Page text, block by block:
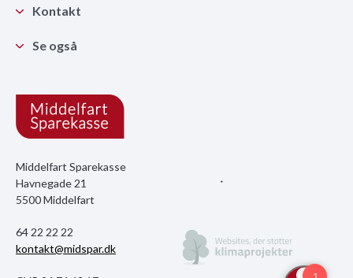
Middelfart Sparekasse
Havnegade 21
5500 Middelfart
64 22 22 22
kontakt@midspar.dk
Kontakt
Se også